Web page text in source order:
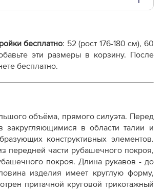
шириной печати 810мм в зависимости
бесплатно: 52 (рост 176-180 см), 60
эти размеры в корзину. После
бесплатно.
объёма, прямого силуэта. Перед
в области талии и
конструктивных элементов.
передней части рубашечного покроя,
покроя. Длина рукавов - до
изделия имеет круглую форму,
притачной круговой трикотажный